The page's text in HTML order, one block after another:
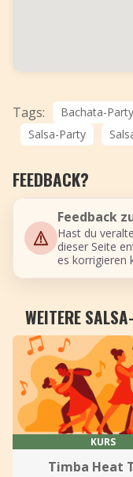
Tags: Bachata-Party
Salsa-Party
FEEDBACK?
Feedback
Hast du
dieser Seite
es korrigieren
WEITERE
KURS
Timba Heat